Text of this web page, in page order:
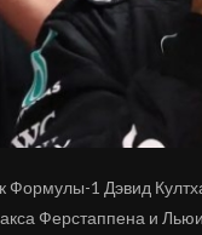
1 Дэвид
Ферстаппена и